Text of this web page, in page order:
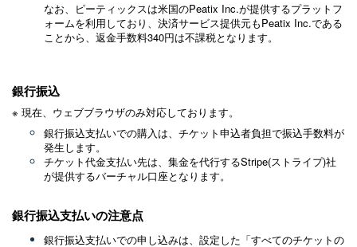
なお、ピーティックスは米国のPeatix Inc.が提供するプラットフ
ォームを利用しており、決済サービス提供元もPeatix Inc.である
ことから、返金手数料340円は不課税となります。
銀行振込
※ 現在、ウェブブラウザのみ対応しております。
銀行振込支払いでの購入は、チケット申込者負担で振込手数料が
発生します。
チケット代金支払い先は、集金を代行するStripe(ストライプ)社
が提供するバーチャル口座となります。
銀行振込支払いの注意点
銀行振込支払いでの申し込みは、設定した「すべてのチケットの